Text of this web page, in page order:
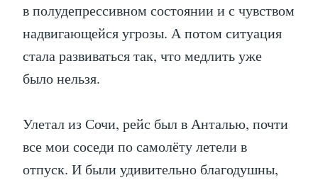
в полудепрессивном состоянии и с чувством
надвигающейся угрозы. А потом ситуация
стала развиваться так, что медлить уже
было нельзя.
Улетал из Сочи, рейс был в Анталью, почти
все мои соседи по самолёту летели в
отпуск. И были удивительно благодушны,